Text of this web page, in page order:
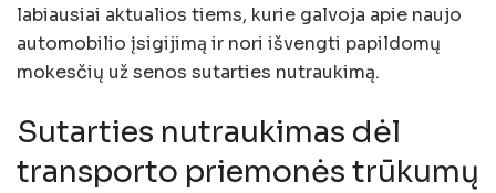
labiausiai aktualios tiems, kurie galvoja apie naujo
automobilio įsigijimą ir nori išvengti papildomų
mokesčių už senos sutarties nutraukimą.
Sutarties nutraukimas dėl
transporto priemonės trūkumų